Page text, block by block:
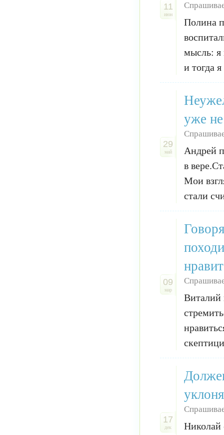
11
июн
Полина
мысль: я
и тогда
29
май
уже
Андрей
в
Мои
стали
09
мар
Виталий
17
дек
Николай